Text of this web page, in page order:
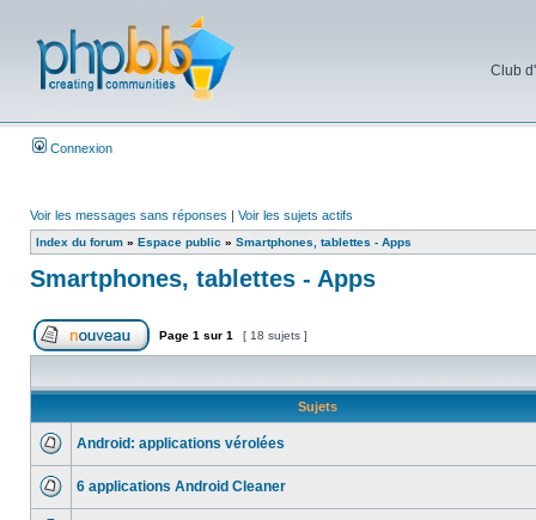
Club
Connexion
Voir les messages sans réponses | Voir les sujets actifs
Index du forum » Espace public » Smartphones, tablettes - Apps
Smartphones, tablettes - Apps
Page 1 sur 1 [ 18 sujets ]
Sujets
Android: applications vérolées
6 applications Android Cleaner